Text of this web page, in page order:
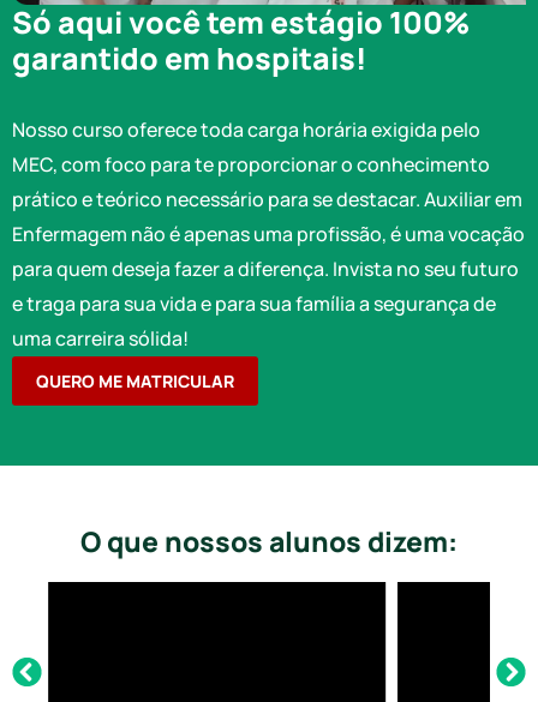
Só aqui você tem estágio 100%
garantido em hospitais!
Nosso curso oferece toda carga horária exigida pelo
MEC, com foco para te proporcionar o conhecimento
prático e teórico necessário para se destacar. Auxiliar em
Enfermagem não é apenas uma profissão, é uma vocação
para quem deseja fazer a diferença. Invista no seu futuro
e traga para sua vida e para sua família a segurança de
uma carreira sólida!
QUERO ME MATRICULAR
O que nossos alunos dizem: